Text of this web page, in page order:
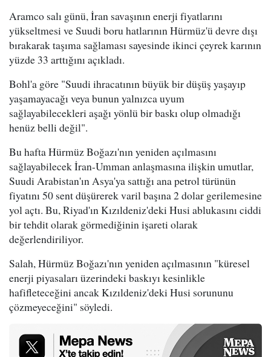
Aramco salı günü, İran savaşının enerji fiyatlarını
yükseltmesi ve Suudi boru hatlarının Hürmüz'ü devre dışı
bırakarak taşıma sağlaması sayesinde ikinci çeyrek karının
yüzde 33 arttığını açıkladı.
Bohl'a göre "Suudi ihracatının büyük bir düşüş yaşayıp
yaşamayacağı veya bunun yalnızca uyum
sağlayabilecekleri aşağı yönlü bir baskı olup olmadığı
henüz belli değil".
Bu hafta Hürmüz Boğazı'nın yeniden açılmasını
sağlayabilecek İran-Umman anlaşmasına ilişkin umutlar,
Suudi Arabistan'ın Asya'ya sattığı ana petrol türünün
fiyatını 50 sent düşürerek varil başına 2 dolar gerilemesine
yol açtı. Bu, Riyad'ın Kızıldeniz'deki Husi ablukasını ciddi
bir tehdit olarak görmediğinin işareti olarak
değerlendiriliyor.
Salah, Hürmüz Boğazı'nın yeniden açılmasının "küresel
enerji piyasaları üzerindeki baskıyı kesinlikle
hafifleteceğini ancak Kızıldeniz'deki Husi sorununu
çözmeyeceğini" söyledi.